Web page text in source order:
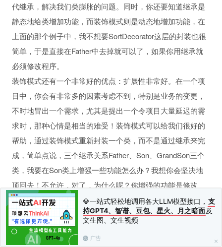
💎一站式轻松地调用各大LLM模型接口， 支
持GPT4、智谱、豆包、星火、月之暗面及
文生图、文生视频
广告
代继承，解决我们类膨胀的问题。同时，你还要知道继承是
静态地给类增加功能，而装饰模式则是动态地增加功能，在
上面的那个例子中，我不想要SortDecorator这层的封装也很
简单，于是直接在Father中去掉就可以了，如果你用继承就
必须修改程序。
装饰模式还有一个非常好的优点：扩展性非常好。在一个项
目中，你会有非常多的因素考虑不到，特别是业务的变更，
不时地冒出一个需求，尤其是提出一个令项目大量延迟的需
求时，那种心情是相当的难受！装饰模式可以给我们很好的
帮助，通过装饰模式重新封装一个类，而不是通过继承来完
成，简单点说，三个继承关系Father、Son、GrandSon三个
类，我要在Son类上增强一些功能怎么办？我想你会坚决地
顶回去！不允许，对了，为什么呢？你增强的功能是修改
Son类中的方法吗？增加方法吗？对GrandSon的影响呢？特
别是GrandSon有多个的情况，你会怎么办？这个评估的工作
量就够你受的，所以这是不允许的，那还是要解决问题的
呀，怎么办？通过建立SonDecorator类来修饰Son，相当于